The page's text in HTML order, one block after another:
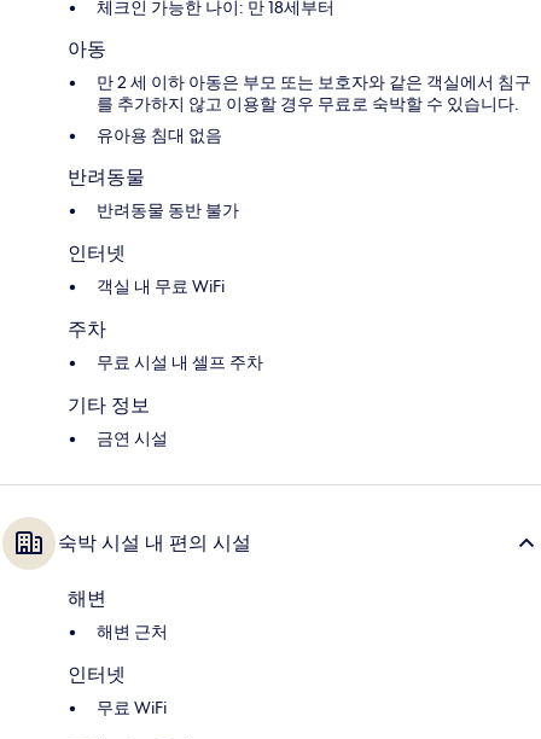
체크인 가능한 나이: 만 18세부터
아동
만 2 세 이하 아동은 부모 또는 보호자와 같은 객실에서 침구
를 추가하지 않고 이용할 경우 무료로 숙박할 수 있습니다.
유아용 침대 없음
반려동물
반려동물 동반 불가
인터넷
객실 내 무료 WiFi
주차
무료 시설 내 셀프 주차
기타 정보
금연 시설
숙박 시설 내 편의 시설
해변
해변 근처
인터넷
무료 WiFi